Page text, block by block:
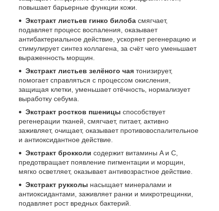
повышает барьерные функции кожи.
Экстракт листьев гинко билоба смягчает,
подавляет процесс воспаления, оказывает
антибактериальное действие, ускоряет регенерацию и
стимулирует синтез коллагена, за счёт чего уменьшает
выраженность морщин.
Экстракт листьев зелёного чая тонизирует,
помогает справляться с процессом окисления,
защищая клетки, уменьшает отёчность, нормализует
выработку себума.
Экстракт ростков пшеницы способствует
регенерации тканей, смягчает, питает, активно
заживляет, очищает, оказывает противовоспалительное
и антиоксидантное действие.
Экстракт брокколи содержит витамины A и C,
предотвращает появление пигментации и морщин,
мягко осветляет, оказывает антивозрастное действие.
Экстракт рукколы насыщает минералами и
антиоксидантами, заживляет ранки и микротрещинки,
подавляет рост вредных бактерий.